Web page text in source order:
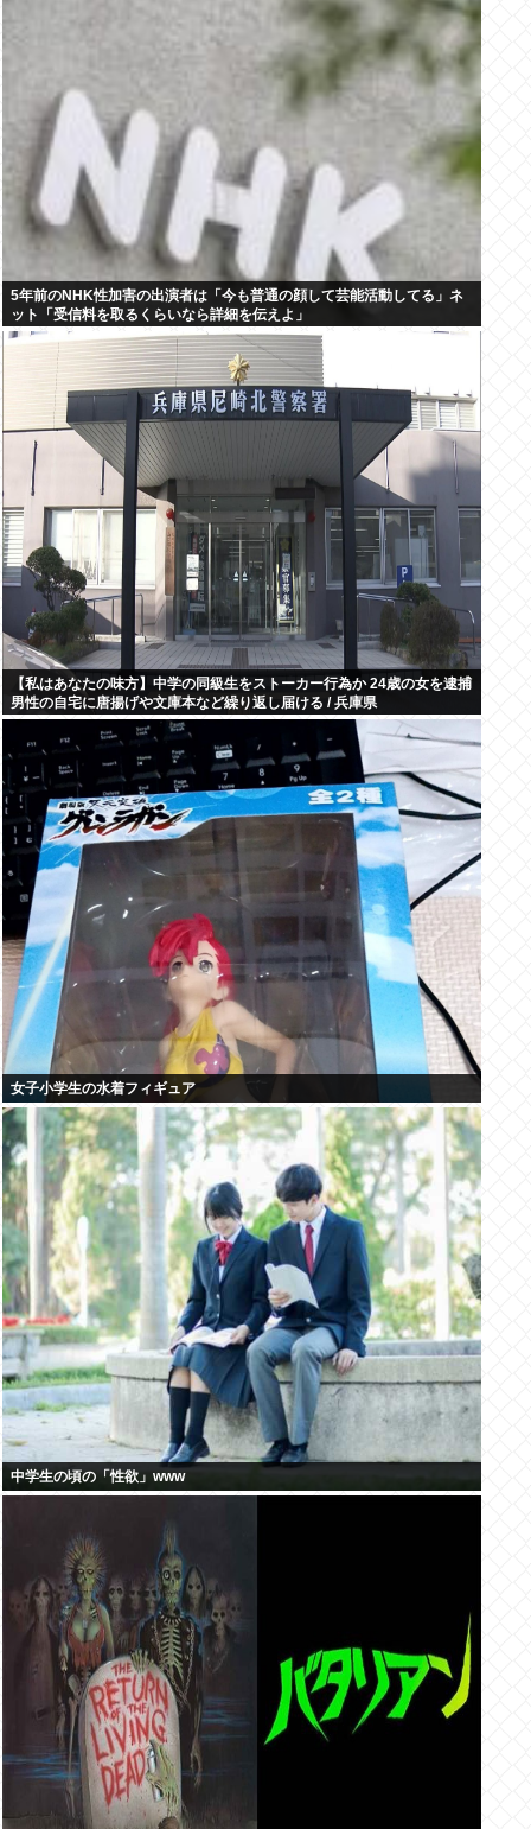
5年前のNHK性加害の出演者は「今も普通の顔して芸能活動してる」ネ
ット「受信料を取るくらいなら詳細を伝えよ」
【私はあなたの味方】中学の同級生をストーカー行為か 24歳の女を逮捕
男性の自宅に唐揚げや文庫本など繰り返し届ける / 兵庫県
女子小学生の水着フィギュア
中学生の頃の「性欲」www